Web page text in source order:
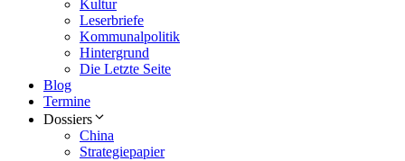
Kultur
Leserbriefe
Kommunalpolitik
Hintergrund
Die Letzte Seite
Blog
Termine
Dossiers
China
Strategiepapier